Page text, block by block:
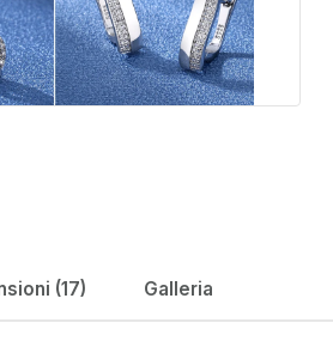
(17) Galleria